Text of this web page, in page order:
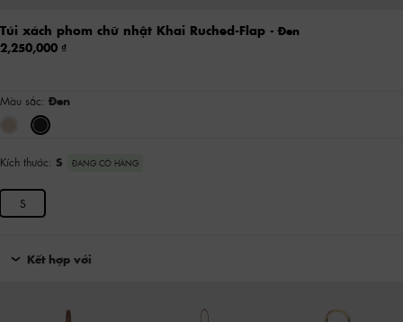
Túi xách phom chữ nhật Khai Ruched-Flap - Đen
2,250,000
Màu sắc: Đen
Kích thước: S ĐANG CÓ HÀNG
S
Kết hợp với